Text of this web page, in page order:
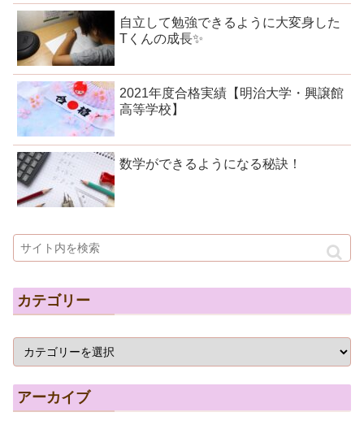
自立して勉強できるように大変身した
Tくんの成長✨
2021年度合格実績【明治大学・興譲館
高等学校】
数学ができるようになる秘訣！
カテゴリー
アーカイブ